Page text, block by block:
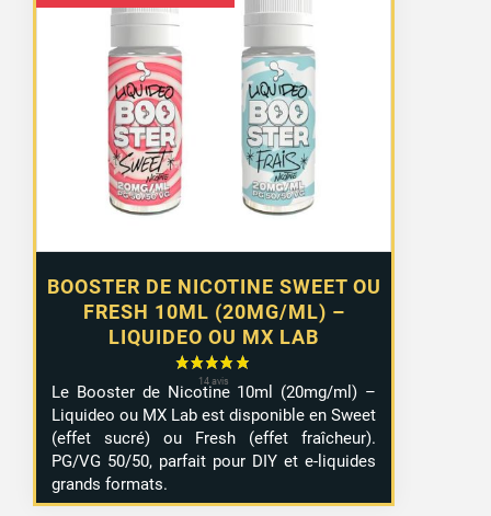
BOOSTER DE NICOTINE SWEET OU
FRESH 10ML (20MG/ML) –
LIQUIDEO OU MX LAB
de
prix :
1,29 €
10,99 €
Le Booster de Nicotine 10ml (20mg/ml) –
Liquideo ou MX Lab est disponible en Sweet
(effet sucré) ou Fresh (effet fraîcheur).
PG/VG 50/50, parfait pour DIY et e-liquides
grands formats.